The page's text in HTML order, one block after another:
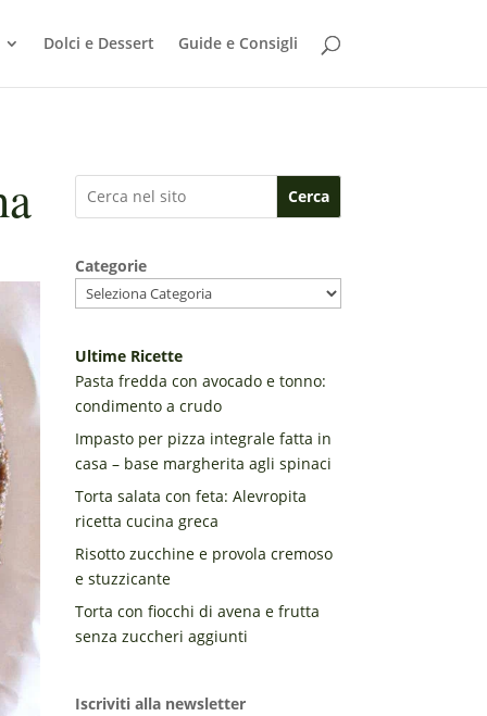
Dolci e Dessert Guide e Consigli
Cerca
Categorie
Ultime Ricette
Pasta fredda con avocado e tonno:
condimento a crudo
Impasto per pizza integrale fatta in
casa – base margherita agli spinaci
Torta salata con feta: Alevropita
ricetta cucina greca
Risotto zucchine e provola cremoso
e stuzzicante
Torta con fiocchi di avena e frutta
senza zuccheri aggiunti
Iscriviti alla newsletter